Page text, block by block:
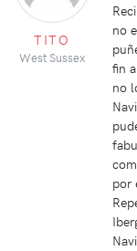
TITO
West Sussex
no
fin
no
por